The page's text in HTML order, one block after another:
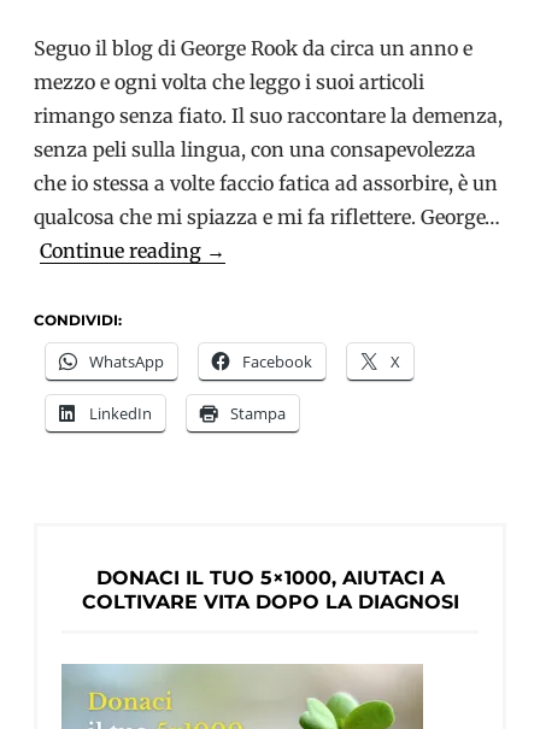
Seguo il blog di George Rook da circa un anno e
mezzo e ogni volta che leggo i suoi articoli
rimango senza fiato. Il suo raccontare la demenza,
senza peli sulla lingua, con una consapevolezza
che io stessa a volte faccio fatica ad assorbire, è un
qualcosa che mi spiazza e mi fa riflettere. George…
Continue reading Demenza
l’esperienza
di
George
→
CONDIVIDI:
WhatsApp Facebook X
LinkedIn Stampa
DONACI IL TUO 5×1000, AIUTACI A
COLTIVARE VITA DOPO LA DIAGNOSI